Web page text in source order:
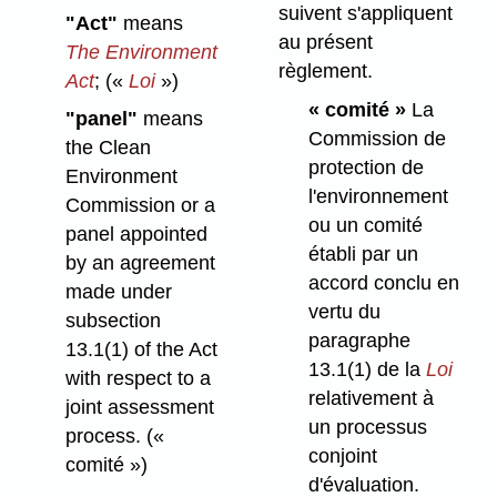
"Act" means
The Environment
Act; (« Loi»)
"panel" means
the Clean
Environment
Commission or a
panel appointed
by an agreement
made under
subsection
13.1(1) of the Act
with respect to a
joint assessment
process. («
comité »)
suivent s'appliquent
au présent
règlement.
« comité »La
Commission de
protection de
l'environnement
ou un comité
établi par un
accord conclu en
vertu du
paragraphe
13.1(1) de la Loi
relativement à
un processus
conjoint
d'évaluation.